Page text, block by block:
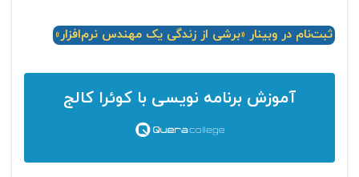
ثبت‌نام در وبینار «برشی از زندگی یک مهندس نرم‌افزار»
آموزش برنامه نویسی با کوئرا کالج